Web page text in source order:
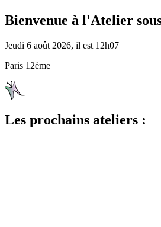
Bienvenue à l'Atelier
Jeudi 6 août 2026, il est 12h07
Paris 12ème
Les prochains ateliers :